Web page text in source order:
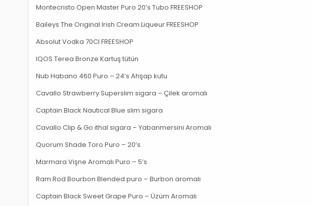
Montecristo Open Master Puro 20’s Tubo FREESHOP
Baileys The Original Irish Cream Liqueur FREESHOP
Absolut Vodka 70Cl FREESHOP
IQOS Terea Bronze Kartuş tütün
Nub Habano 460 Puro – 24’s Ahşap kutu
Cavallo Strawberry Superslim sigara – Çilek aromalı
Captain Black Nautical Blue slim sigara
Cavallo Clip & Go ithal sigara – Yabanmersini Aromalı
Quorum Shade Toro Puro – 20’s
Marmara Vişne Aromalı Puro – 5’s
Ram Rod Bourbon Blended puro – Burbon aromalı
Captain Black Sweet Grape Puro – Üzüm Aromalı